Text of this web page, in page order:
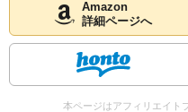
Amazon
詳細ページへ
本ページはアフィリエイト